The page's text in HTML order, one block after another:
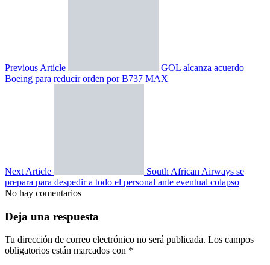
Previous Article
GOL alcanza acuerdo
Boeing para reducir orden por B737 MAX
Next Article
South African Airways se
prepara para despedir a todo el personal ante eventual colapso
No hay comentarios
Deja una respuesta
Tu dirección de correo electrónico no será publicada. Los campos
obligatorios están marcados con *